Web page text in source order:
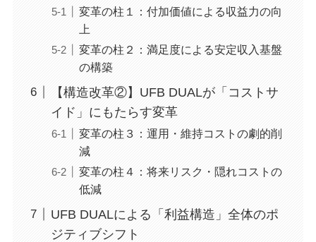
変革の柱１：付加価値による収益力の向
上
変革の柱２：満足度による安定収入基盤
の構築
【構造改革②】UFB DUALが「コストサ
イド」にもたらす変革
変革の柱３：運用・維持コストの劇的削
減
変革の柱４：将来リスク・隠れコストの
低減
UFB DUALによる「利益構造」全体のポ
ジティブシフト